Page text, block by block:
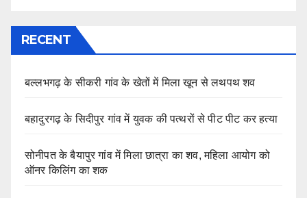
RECENT
बल्लभगढ़ के सीकरी गांव के खेतों में मिला खून से लथपथ शव
बहादुरगढ़ के सिदीपुर गांव में युवक की पत्थरों से पीट पीट कर हत्या
सोनीपत के बैयापुर गांव में मिला छात्रा का शव, महिला आयोग को
ऑनर किलिंग का शक